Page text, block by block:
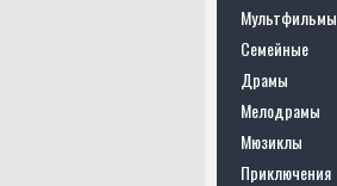
Мультфильмы
Семейные
Драмы
Мелодрамы
Мюзиклы
Приключения